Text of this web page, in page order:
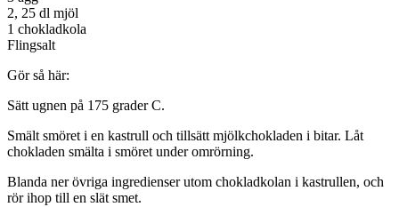
2, 25 dl mjöl
1 chokladkola
Flingsalt
Gör så här:
Sätt ugnen på 175 grader C.
Smält smöret i en kastrull och tillsätt mjölkchokladen i bitar. Låt
chokladen smälta i smöret under omrörning.
Blanda ner övriga ingredienser utom chokladkolan i kastrullen, och
rör ihop till en slät smet.